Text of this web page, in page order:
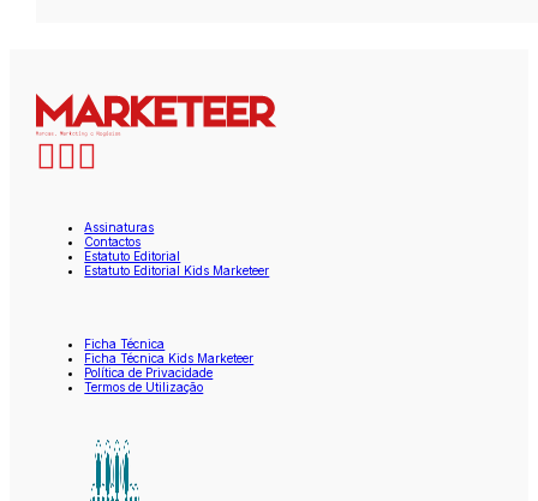
Assinaturas
Contactos
Estatuto Editorial
Estatuto Editorial Kids Marketeer
Ficha Técnica
Ficha Técnica Kids Marketeer
Política de Privacidade
Termos de Utilização